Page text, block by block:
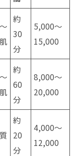
約
30
分
5,000〜
15,000
約
60
分
8,000〜
20,000
約
20
分
4,000〜
12,000